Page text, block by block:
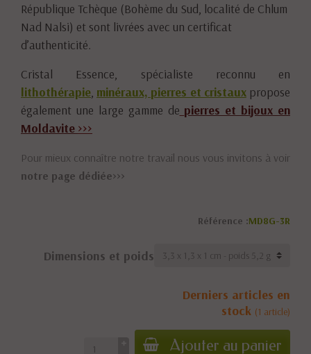
République Tchèque (Bohème du Sud, localité de Chlum
Nad Nalsi) et sont livrées avec un certificat
d’authenticité.
Cristal Essence, spécialiste reconnu en
lithothérapie minéraux, pierres et cristauxpropose
également une large gamme de pierres et bijoux en
Moldavite >>>
Pour mieux connaître notre travail nous vous invitons à voir
notre page dédiée>>>
Référence :MD8G-3R
Dimensions et poids
Derniers articles en
stock (1 article)
Ajouter au panier